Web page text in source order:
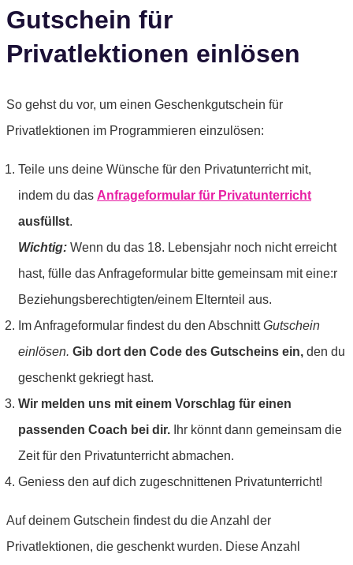
Gutschein für
Privatlektionen einlösen
So gehst du vor, um einen Geschenkgutschein für
Privatlektionen im Programmieren einzulösen:
Teile uns deine Wünsche für den Privatunterricht mit,
indem du das Anfrageformular für Privatunterricht
ausfüllst.
Wichtig: Wenn du das 18. Lebensjahr noch nicht erreicht
hast, fülle das Anfrageformular bitte gemeinsam mit eine:r
Beziehungsberechtigten/einem Elternteil aus.
Im Anfrageformular findest du den AbschnittGutschein
einlösen. Gib dort den Code des Gutscheins ein, den du
geschenkt gekriegt hast.
Wir melden uns mit einem Vorschlag für einen
passenden Coach bei dir. Ihr könnt dann gemeinsam die
Zeit für den Privatunterricht abmachen.
Geniess den auf dich zugeschnittenen Privatunterricht!
Auf deinem Gutschein findest du die Anzahl der
Privatlektionen, die geschenkt wurden. Diese Anzahl